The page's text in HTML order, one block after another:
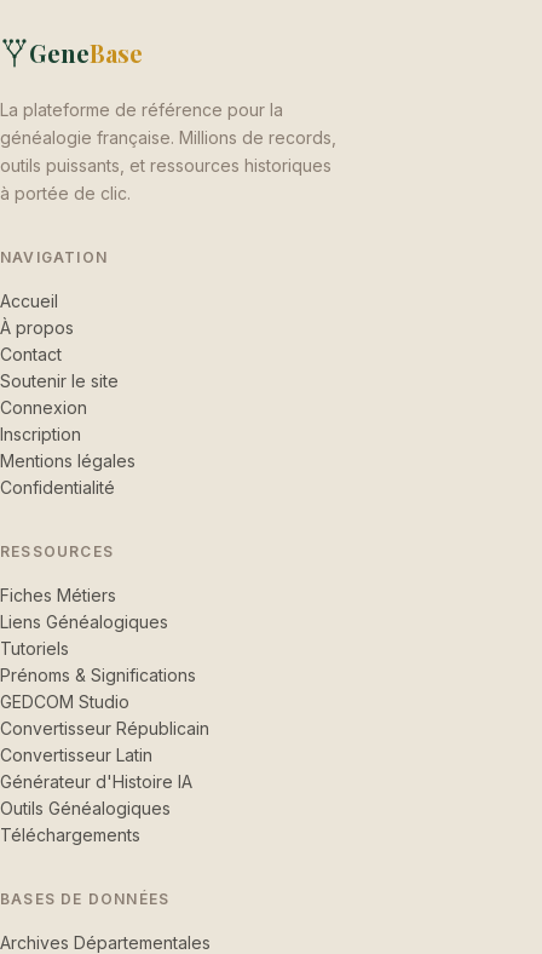
GeneBase
La plateforme de référence pour la
généalogie française. Millions de records,
outils puissants, et ressources historiques
à portée de clic.
NAVIGATION
Accueil
À propos
Contact
Soutenir le site
Connexion
Inscription
Mentions légales
Confidentialité
RESSOURCES
Fiches Métiers
Liens Généalogiques
Tutoriels
Prénoms & Significations
GEDCOM Studio
Convertisseur Républicain
Convertisseur Latin
Générateur d'Histoire IA
Outils Généalogiques
Téléchargements
BASES DE DONNÉES
Archives Départementales